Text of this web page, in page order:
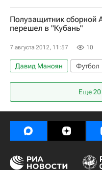
РПЛ 2026-2027
Армения
Белоруссия
Полузащитник сборной
перешел в "Кубань"
7 августа 2012, 11:57 10
Давид Маноян Футбол
Мультимедийный
Кубань
Маркос Пиццелли
Еще 20